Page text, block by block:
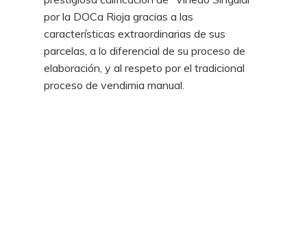
por la DOCa Rioja gracias a las
características extraordinarias de sus
parcelas, a lo diferencial de su proceso de
elaboración, y al respeto por el tradicional
proceso de vendimia manual.